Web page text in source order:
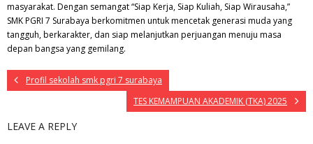
masyarakat. Dengan semangat “Siap Kerja, Siap Kuliah, Siap Wirausaha,”
SMK PGRI 7 Surabaya berkomitmen untuk mencetak generasi muda yang
tangguh, berkarakter, dan siap melanjutkan perjuangan menuju masa
depan bangsa yang gemilang.
Profil sekolah smk pgri 7 surabaya
TES KEMAMPUAN AKADEMIK (TKA) 2025
LEAVE A REPLY